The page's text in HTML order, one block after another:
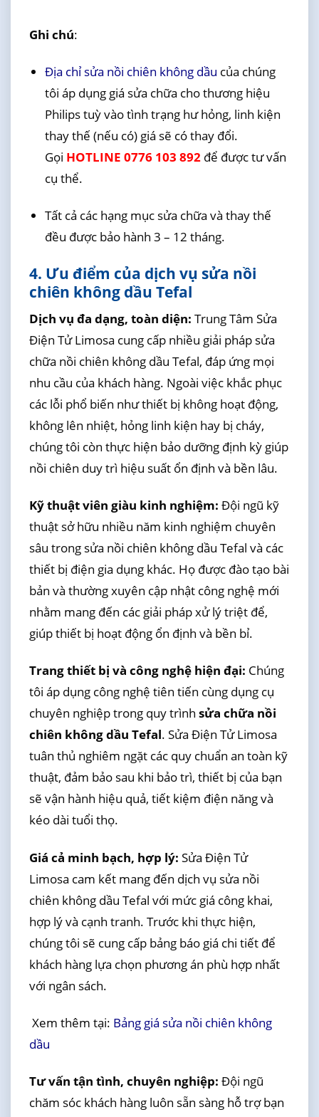
Ghi chú:
Địa chỉ sửa nồi chiên không dầu của chúng
tôi áp dụng giá sửa chữa cho thương hiệu
Philips tuỳ vào tình trạng hư hỏng, linh kiện
thay thế (nếu có) giá sẽ có thay đổi.
Gọi HOTLINE 0776 103 892để được tư vấn
cụ thể.
Tất cả các hạng mục sửa chữa và thay thế
đều được bảo hành 3 – 12 tháng.
4. Ưu điểm của dịch vụ sửa nồi
chiên không dầu Tefal
Dịch vụ đa dạng, toàn diện: Trung Tâm Sửa
Điện Tử Limosa cung cấp nhiều giải pháp sửa
chữa nồi chiên không dầu Tefal, đáp ứng mọi
nhu cầu của khách hàng. Ngoài việc khắc phục
các lỗi phổ biến như thiết bị không hoạt động,
không lên nhiệt, hỏng linh kiện hay bị cháy,
chúng tôi còn thực hiện bảo dưỡng định kỳ giúp
nồi chiên duy trì hiệu suất ổn định và bền lâu.
Kỹ thuật viên giàu kinh nghiệm: Đội ngũ kỹ
thuật sở hữu nhiều năm kinh nghiệm chuyên
sâu trong sửa nồi chiên không dầu Tefal và các
thiết bị điện gia dụng khác. Họ được đào tạo bài
bản và thường xuyên cập nhật công nghệ mới
nhằm mang đến các giải pháp xử lý triệt để,
giúp thiết bị hoạt động ổn định và bền bỉ.
Trang thiết bị và công nghệ hiện đại: Chúng
tôi áp dụng công nghệ tiên tiến cùng dụng cụ
chuyên nghiệp trong quy trình sửa chữa nồi
chiên không dầu Tefal. Sửa Điện Tử Limosa
tuân thủ nghiêm ngặt các quy chuẩn an toàn kỹ
thuật, đảm bảo sau khi bảo trì, thiết bị của bạn
sẽ vận hành hiệu quả, tiết kiệm điện năng và
kéo dài tuổi thọ.
Giá cả minh bạch, hợp lý: Sửa Điện Tử
Limosa cam kết mang đến dịch vụ sửa nồi
chiên không dầu Tefal với mức giá công khai,
hợp lý và cạnh tranh. Trước khi thực hiện,
chúng tôi sẽ cung cấp bảng báo giá chi tiết để
khách hàng lựa chọn phương án phù hợp nhất
với ngân sách.
Xem thêm tại: Bảng giá sửa nồi chiên không
dầu
Tư vấn tận tình, chuyên nghiệp: Đội ngũ
chăm sóc khách hàng luôn sẵn sàng hỗ trợ bạn